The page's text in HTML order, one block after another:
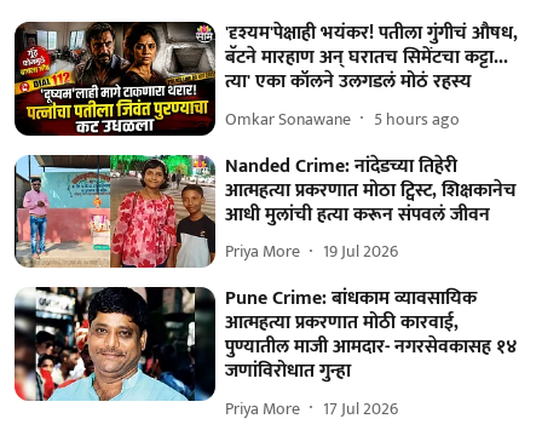
'दृश्यम'पेक्षाही भयंकर! पतीला गुंगीचं औषध,
बॅटने मारहाण अन् घरातच सिमेंटचा कट्टा...
त्या' एका कॉलने उलगडलं मोठं रहस्य
Omkar Sonawane 5 hours ago
Nanded Crime: नांदेडच्या तिहेरी
आत्महत्या प्रकरणात मोठा ट्विस्ट, शिक्षकानेच
आधी मुलांची हत्या करून संपवलं जीवन
Priya More 19 Jul 2026
Pune Crime: बांधकाम व्यावसायिक
आत्महत्या प्रकरणात मोठी कारवाई,
पुण्यातील माजी आमदार- नगरसेवकासह १४
जणांविरोधात गुन्हा
Priya More 17 Jul 2026